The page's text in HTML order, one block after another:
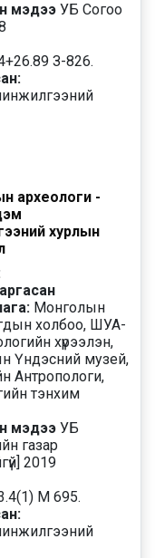
мэдээ УБ Согоо
З-826.
археологи -
хурлын
Монголын
холбоо, ШУА-
хүрээлэн,
Үндэсний музей,
Антропологи,
тэнхим
мэдээ УБ
газар
2019
М 695.